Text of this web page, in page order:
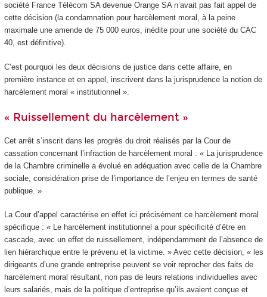
société France Télécom SA devenue Orange SA n’avait pas fait appel de
cette décision (la condamnation pour harcèlement moral, à la peine
maximale une amende de 75 000 euros, inédite pour une société du CAC
40, est définitive).
C’est pourquoi les deux décisions de justice dans cette affaire, en
première instance et en appel, inscrivent dans la jurisprudence la notion de
harcèlement moral « institutionnel ».
« Ruissellement du harcèlement »
Cet arrêt s’inscrit dans les progrès du droit réalisés par la Cour de
cassation concernant l’infraction de harcèlement moral : « La jurisprudence
de la Chambre criminelle a évolué en adéquation avec celle de la Chambre
sociale, considération prise de l’importance de l’enjeu en termes de santé
publique. »
La Cour d’appel caractérise en effet ici précisément ce harcèlement moral
spécifique : « Le harcèlement institutionnel a pour spécificité d’être en
cascade, avec un effet de ruissellement, indépendamment de l’absence de
lien hiérarchique entre le prévenu et la victime. » Avec cette décision, « les
dirigeants d’une grande entreprise peuvent se voir reprocher des faits de
harcèlement moral résultant, non pas de leurs relations individuelles avec
leurs salariés, mais de la politique d’entreprise qu’ils avaient conçue et